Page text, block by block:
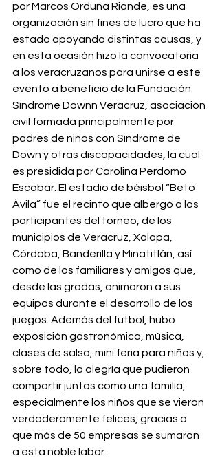
por Marcos Orduña Riande, es una
organización sin fines de lucro que ha
estado apoyando distintas causas, y
en esta ocasión hizo la convocatoria
a los veracruzanos para unirse a este
evento a beneficio de la Fundación
Síndrome Downn Veracruz, asociación
civil formada principalmente por
padres de niños con Síndrome de
Down y otras discapacidades,
la cual
es presidida por Carolina Perdomo
Escobar. El estadio de béisbol “Beto
Ávila” fue el recinto que albergó a los
participantes del torneo, de los
municipios de Veracruz, Xalapa,
Córdoba, Banderilla y Minatitlán, así
como de los familiares y amigos que,
desde las gradas, animaron a sus
equipos durante el desarrollo de los
juegos. Además del futbol, hubo
exposición gastronómica, música,
clases de salsa, mini feria para niños y,
sobre todo, la alegría que pudieron
compartir juntos como una familia,
especialmente los niños que se vieron
verdaderamente felices, gracias a
que más de 50 empresas se sumaron
a esta noble labor.